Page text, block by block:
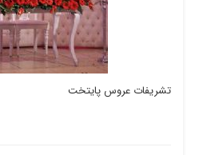
تشریفات عروس پایتخت